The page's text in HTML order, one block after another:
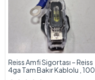
Reiss Amfi Sigortası – Reiss
4ga Tam Bakır Kablolu , 100
Amper Kaliteli Anfi Sigortası